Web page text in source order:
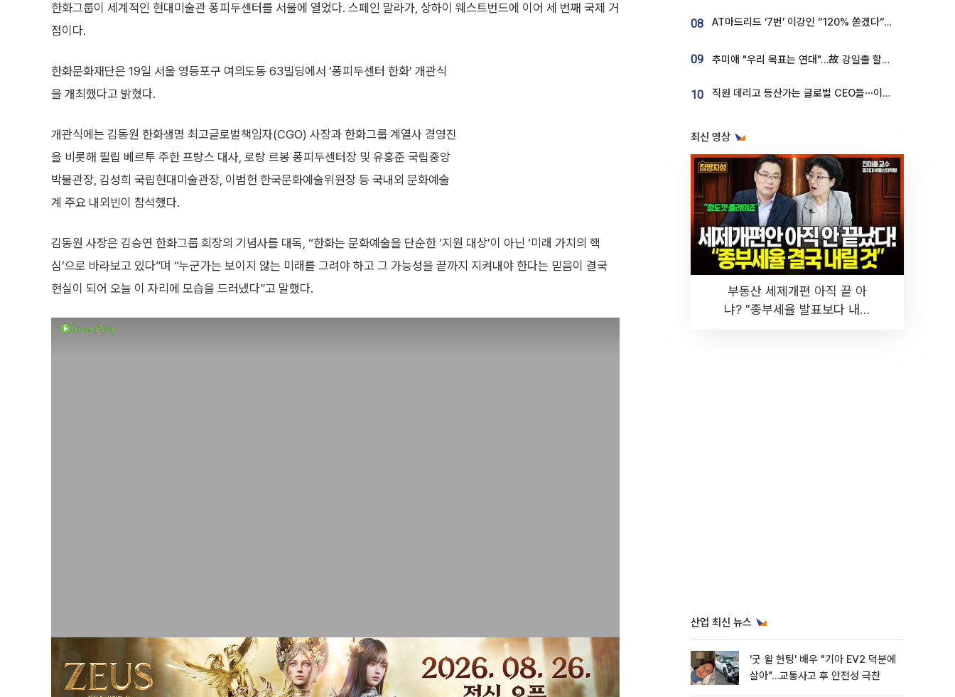
한화그룹이 세계적인 현대미술관 퐁피두센터를 서울에 열었다. 스페인 말라가, 상하이 웨스트번드에 이어 세 번째 국제 거
점이다.
한화문화재단은 19일 서울 영등포구 여의도동 63빌딩에서 ‘퐁피두센터 한화’ 개관식
을 개최했다고 밝혔다.
개관식에는 김동원 한화생명 최고글로벌책임자(CGO) 사장과 한화그룹 계열사 경영진
을 비롯해 필립 베르투 주한 프랑스 대사, 로랑 르봉 퐁피두센터장 및 유홍준 국립중앙
박물관장, 김성희 국립현대미술관장, 이범헌 한국문화예술위원장 등 국내외 문화예술
계 주요 내외빈이 참석했다.
김동원 사장은 김승연 한화그룹 회장의 기념사를 대독, “한화는 문화예술을 단순한 ‘지원 대상’이 아닌 ‘미래 가치의 핵
심’으로 바라보고 있다”며 “누군가는 보이지 않는 미래를 그려야 하고 그 가능성을 끝까지 지켜내야 한다는 믿음이 결국
현실이 되어 오늘 이 자리에 모습을 드러냈다”고 말했다.
08 AT마드리드 ‘7번’ 이강인 “120% 쏟겠다”⋯시메오네 감독 “필요한 선수”
09 추미애 "우리 목표는 연대"…故 강일출 할머니 흉상 제막
10 직원 데리고 등산가는 글로벌 CEO들⋯이유 있었네
최신 영상
부동산 세제개편 아직 끝 아
냐? "종부세율 발표보다 내릴
산업 최신 뉴스
'굿 윌 헌팅' 배우 "기아 EV2 덕분에
살아"…교통사고 후 안전성 극찬